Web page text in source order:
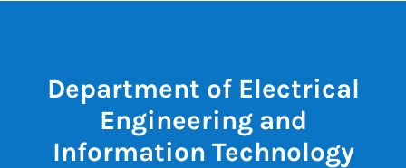
Department of Electrical
Engineering and
Information Technology